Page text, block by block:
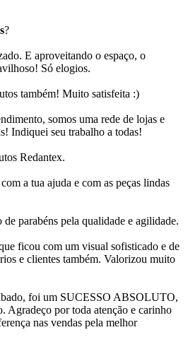
?
E aproveitando o espaço, o
Só elogios.
também! Muito satisfeita :)
somos uma rede de lojas e
Indiquei seu trabalho a todas!
Redantex.
a tua ajuda e com as peças lindas
de parabéns pela qualidade e agilidade.
ficou com um visual sofisticado e de
e clientes também. Valorizou muito
foi um SUCESSO ABSOLUTO,
Agradeço por toda atenção e carinho
nas vendas pela melhor